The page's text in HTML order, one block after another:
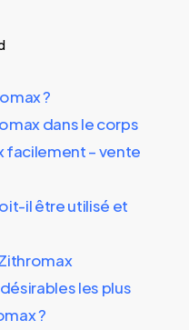
?
dans le corps
facilement – vente
il être utilisé et
les plus
?